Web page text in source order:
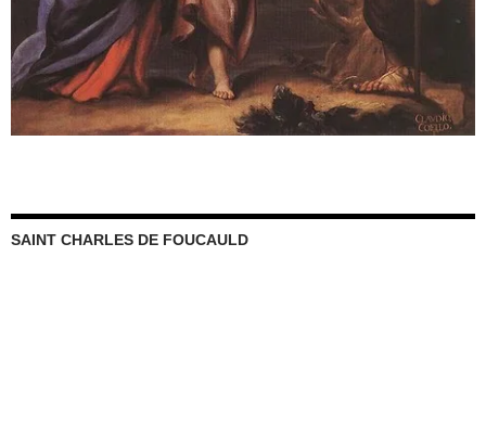
SAINT CHARLES DE FOUCAULD